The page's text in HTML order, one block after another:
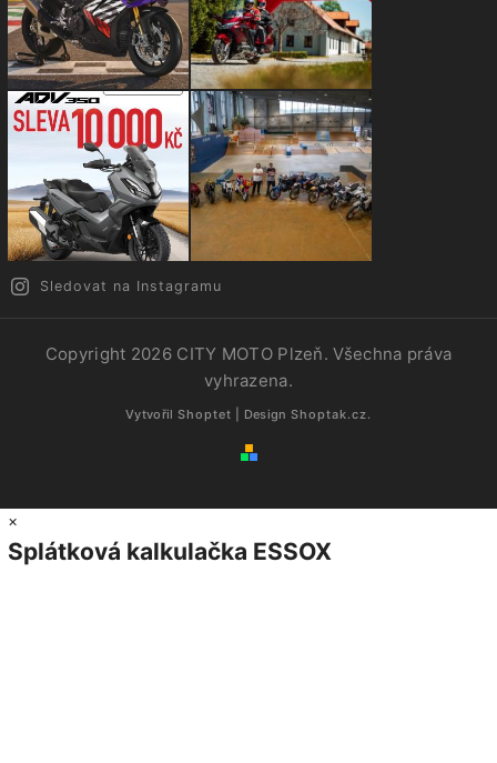
Sledovat na Instagramu
Copyright 2026 CITY MOTO Plzeň. Všechna práva
vyhrazena.
Vytvořil Shoptet | Design Shoptak.cz.
×
Splátková kalkulačka ESSOX